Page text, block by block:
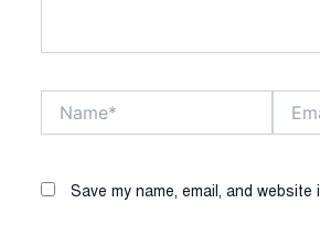
Save my name, email, and